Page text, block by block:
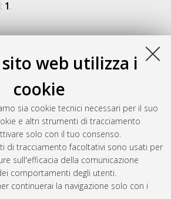
web utilizza i
cookie
sia cookie tecnici necessari per il suo
e altri strumenti di tracciamento
solo con il tuo consenso.
di tracciamento facoltativi sono usati per
sull'efficacia della comunicazione
comportamenti degli utenti.
continuerai la navigazione solo con i
1.
Synthesis and Physical-Chemical
Nanoparticles
Università di Bologna.
Scienze chimiche, 22 Ciclo. DOI
2895.
generata il Thu Aug 6 20:46:52 2026